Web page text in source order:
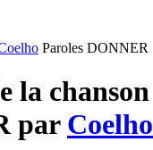
Paroles DONNER
la chanson
par Coelho